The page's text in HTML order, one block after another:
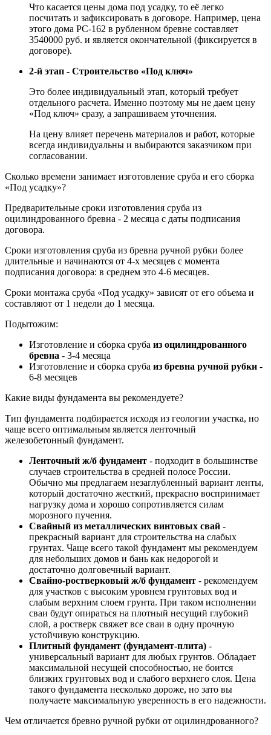
Что касается цены дома под усадку, то её легко
посчитать и зафиксировать в договоре. Например, цена
этого дома РС-162 в рубленном бревне составляет
3540000 руб. и является окончательной (фиксируется в
договоре).
2-й этап - Строительство «Под ключ»
Это более индивидуальный этап, который требует
отдельного расчета. Именно поэтому мы не даем цену
«Под ключ» сразу, а запрашиваем уточнения.
На цену влияет перечень материалов и работ, которые
всегда индивидуальны и выбираются заказчиком при
согласовании.
Сколько времени занимает изготовление сруба и его сборка
«Под усадку»?
Предварительные сроки изготовления сруба из
оцилиндрованного бревна - 2 месяца с даты подписания
договора.
Сроки изготовления сруба из бревна ручной рубки более
длительные и начинаются от 4-х месяцев с момента
подписания договора: в среднем это 4-6 месяцев.
Сроки монтажа сруба «Под усадку» зависят от его объема и
составляют от 1 недели до 1 месяца.
Подытожим:
Изготовление и сборка сруба из оцилиндрованного
бревна - 3-4 месяца
Изготовление и сборка сруба из бревна ручной рубки -
6-8 месяцев
Какие виды фундамента вы рекомендуете?
Тип фундамента подбирается исходя из геологии участка, но
чаще всего оптимальным является ленточный
железобетонный фундамент.
Ленточный ж/б фундамент - подходит в большинстве
случаев строительства в средней полосе России.
Обычно мы предлагаем незаглубленный вариант ленты,
который достаточно жесткий, прекрасно воспринимает
нагрузку дома и хорошо сопротивляется силам
морозного пучения.
Свайный из металлических винтовых свай -
прекрасный вариант для строительства на слабых
грунтах. Чаще всего такой фундамент мы рекомендуем
для небольших домов и бань как недорогой и
достаточно долговечный вариант.
Свайно-ростверковый ж/б фундамент - рекомендуем
для участков с высоким уровнем грунтовых вод и
слабым верхним слоем грунта. При таком исполнении
сваи будут опираться на плотный несущий глубокий
слой, а ростверк свяжет все сваи в одну прочную
устойчивую конструкцию.
Плитный фундамент (фундамент-плита) -
универсальный вариант для любых грунтов. Обладает
максимальной несущей способностью, не боится
близких грунтовых вод и слабого верхнего слоя. Цена
такого фундамента несколько дороже, но зато вы
получаете максимальную уверенность в его надежности.
Чем отличается бревно ручной рубки от оцилиндрованного?